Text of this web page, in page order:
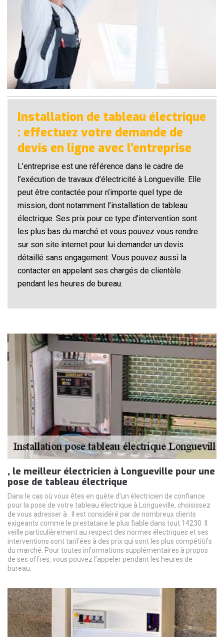
Installation de tableau électrique
: effectuez votre demande de
devis en ligne avec l’entreprise
L’entreprise est une référence dans le cadre de
l’exécution de travaux d’électricité à Longueville. Elle
peut être contactée pour n’importe quel type de
mission, dont notamment l’installation de tableau
électrique. Ses prix pour ce type d’intervention sont
les plus bas du marché et vous pouvez vous rendre
sur son site internet pour lui demander un devis
détaillé sans engagement. Vous pouvez aussi la
contacter en appelant ses chargés de clientèle
pendant les heures de bureau.
, le meilleur électricien à Longueville pour une
pose de tableau électrique
Dans le cas où vous êtes en quête d’un électricien de confiance
pour la pose de votre tableau électrique à Longueville, choisissez
de vous adresser à . Il est considéré par de nombreux clients
exigeants comme le prestataire le plus fiable dans tout 14230. Il
veille particulièrement au respect des normes électriques et ses
interventions sont tarifées à des prix qui sont les plus compétitifs
du marché. Pour toutes informations supplémentaires à propos
de ses offres, vous pouvez l’appeler pendant les heures de
bureau.